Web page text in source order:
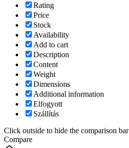
Rating
Price
Stock
Availability
Add to cart
Description
Content
Weight
Dimensions
Additional information
Elfogyott
Szállítás
Click outside to hide the comparison bar
Compare